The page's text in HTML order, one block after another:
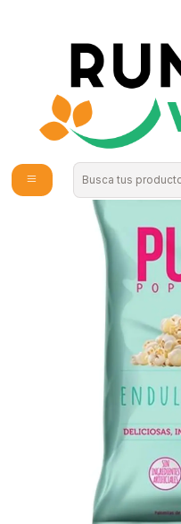
Envío gratis por compras
PuriPop - Cabritas sin gluten